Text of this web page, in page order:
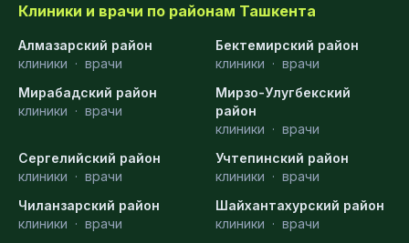
Клиники и врачи по районам Ташкента
Алмазарский район
клиники · врачи
Бектемирский район
клиники · врачи
Мирабадский район
клиники · врачи
Мирзо-Улугбекский
район
клиники · врачи
Сергелийский район
клиники · врачи
Учтепинский район
клиники · врачи
Чиланзарский район
клиники · врачи
Шайхантахурский район
клиники · врачи